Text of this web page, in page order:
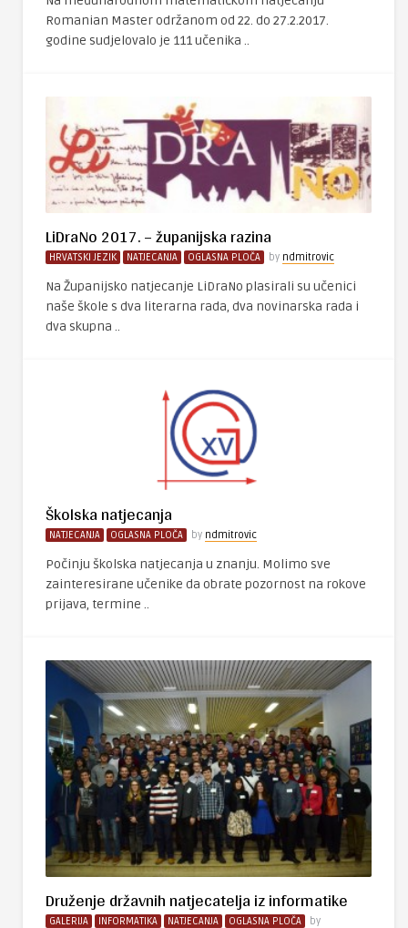
Romanian Master održanom od 22. do 27.2.2017.
godine sudjelovalo je 111 učenika ..
LiDraNo 2017. – županijska razina
HRVATSKI JEZIK NATJECANJA OGLASNA PLOČA by ndmitrovic
Na Županijsko natjecanje LiDraNo plasirali su učenici
naše škole s dva literarna rada, dva novinarska rada i
dva skupna ..
Školska natjecanja
NATJECANJA OGLASNA PLOČA by ndmitrovic
Počinju školska natjecanja u znanju. Molimo sve
zainteresirane učenike da obrate pozornost na rokove
prijava, termine ..
Druženje državnih natjecatelja iz informatike
GALERIJA INFORMATIKA NATJECANJA OGLASNA PLOČA
by